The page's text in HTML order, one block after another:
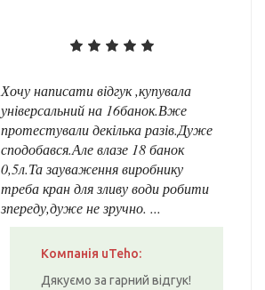
Хочу написати відгук ,купувала
універсальний на 16банок.Вже
протестували декілька разів.Дуже
сподобався.Але влазе 18 банок
0,5л.Та зауваження виробнику
треба кран для зливу води робити
зпереду,дуже не зручно. ...
Компанія uTeho:
Дякуємо за гарний відгук!